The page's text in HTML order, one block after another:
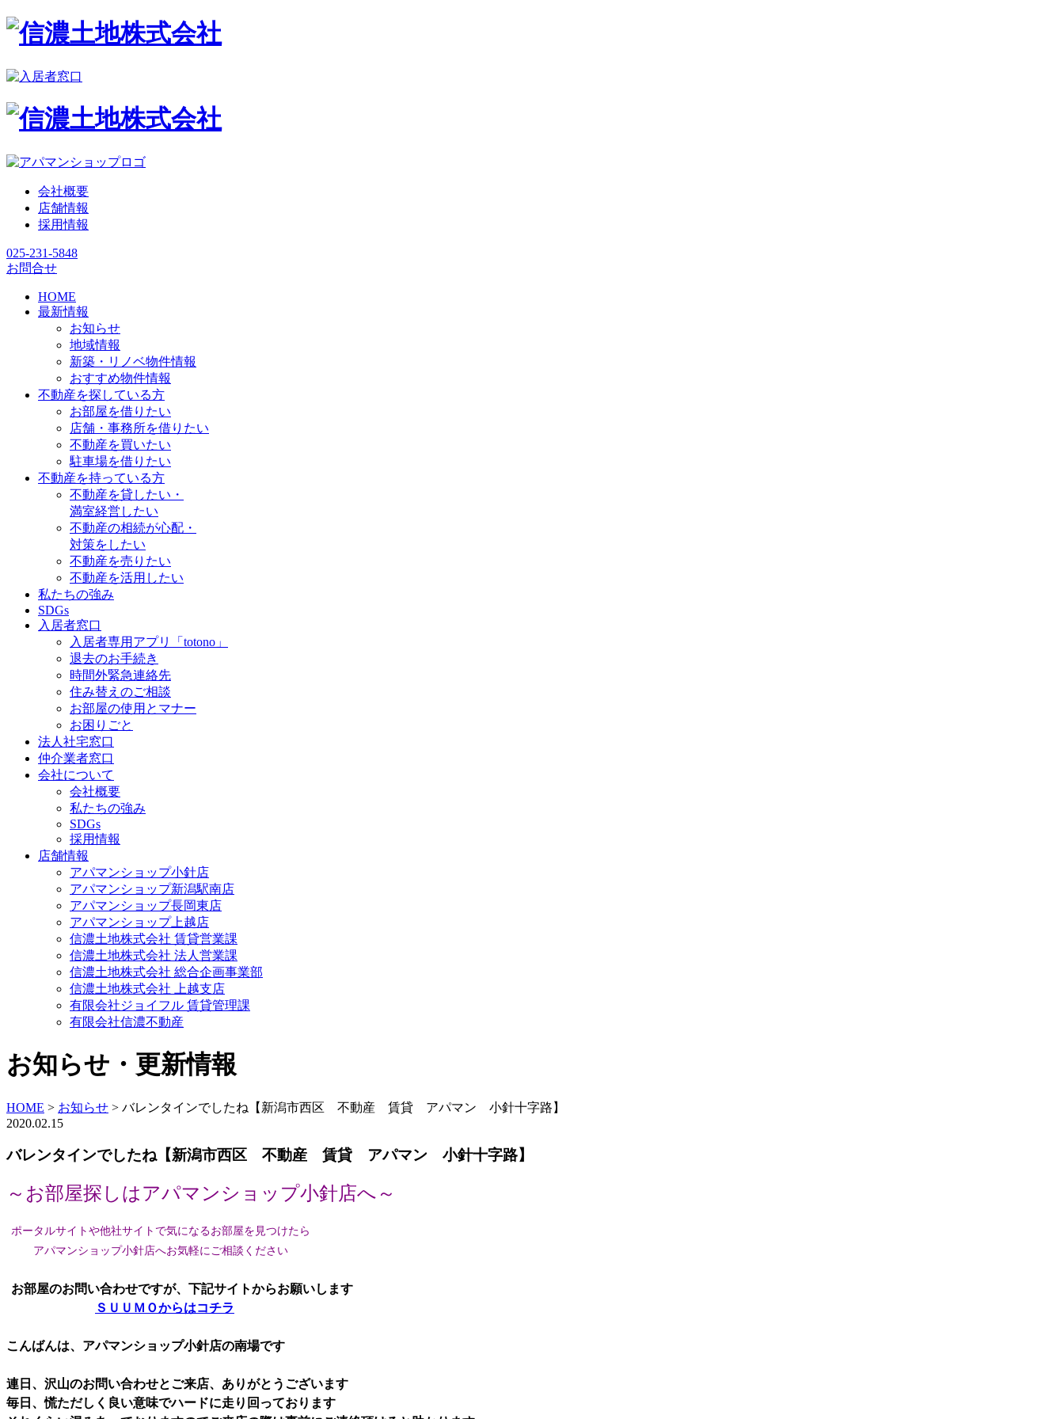
会社概要
店舗情報
採用情報
025-231-5848
お問合せ
HOME
最新情報
お知らせ
地域情報
新築・リノベ物件情報
おすすめ物件情報
不動産を探している方
お部屋を借りたい
店舗・事務所を借りたい
不動産を買いたい
駐車場を借りたい
不動産を持っている方
不動産を貸したい・
満室経営したい
不動産の相続が心配・
対策をしたい
不動産を売りたい
不動産を活用したい
私たちの強み
SDGs
入居者窓口
入居者専用アプリ「totono」
退去のお手続き
時間外緊急連絡先
住み替えのご相談
お部屋の使用とマナー
お困りごと
法人社宅窓口
仲介業者窓口
会社について
会社概要
私たちの強み
SDGs
採用情報
店舗情報
アパマンショップ小針店
アパマンショップ新潟駅南店
アパマンショップ長岡東店
アパマンショップ上越店
信濃土地株式会社 賃貸営業課
信濃土地株式会社 法人営業課
信濃土地株式会社 総合企画事業部
信濃土地株式会社 上越支店
有限会社ジョイフル 賃貸管理課
有限会社信濃不動産
お知らせ・更新情報
HOME > お知らせ > バレンタインでしたね【新潟市西区 不動産 賃貸 アパマン 小針十字路】
2020.02.15
バレンタインでしたね【新潟市西区 不動産 賃貸 アパマン 小針十字路】
～お部屋探しはアパマンショップ小針店へ～
ポータルサイトや他社サイトで気になるお部屋を見つけたら
アパマンショップ小針店へお気軽にご相談ください
お部屋のお問い合わせですが、下記サイトからお願いします
ＳＵＵＭＯからはコチラ
こんばんは、アパマンショップ小針店の南場です
連日、沢山のお問い合わせとご来店、ありがとうございます
毎日、慌ただしく良い意味でハードに走り回っております